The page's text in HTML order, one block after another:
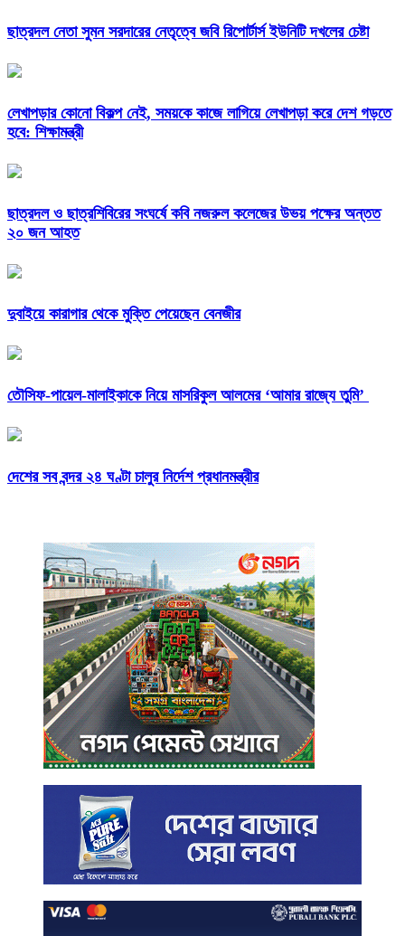
ছাত্রদল নেতা সুমন সরদারের নেতৃত্বে জবি রিপোর্টার্স ইউনিটি দখলের চেষ্টা
লেখাপড়ার কোনো বিকল্প নেই, সময়কে কাজে লাগিয়ে লেখাপড়া করে দেশ গড়তে
হবে: শিক্ষামন্ত্রী
ছাত্রদল ও ছাত্রশিবিরের সংঘর্ষে কবি নজরুল কলেজের উভয় পক্ষের অন্তত
২০ জন আহত
দুবাইয়ে কারাগার থেকে মুক্তি পেয়েছেন বেনজীর
তৌসিফ-পায়েল-মালাইকাকে নিয়ে মাসরিকুল আলমের ‘আমার রাজ্যে তুমি’
দেশের সব বন্দর ২৪ ঘণ্টা চালুর নির্দেশ প্রধানমন্ত্রীর